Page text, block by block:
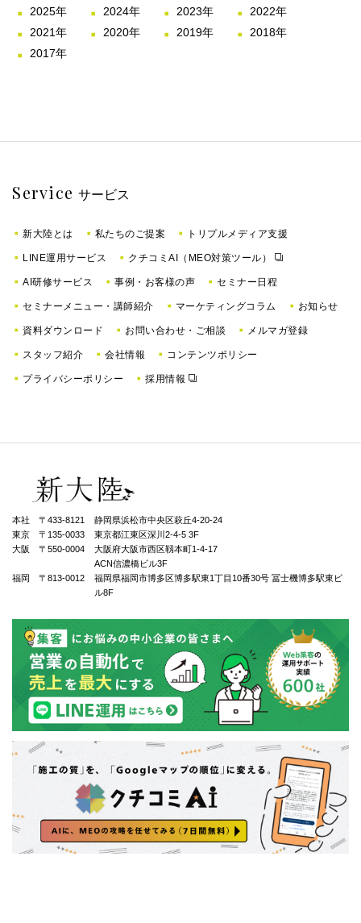
2025年 2024年 2023年
2022年
2021年
2020年 2019年
2018年
2017年
Service サービス
新大陸とは 私たちのご提案 トリプルメディア支援
LINE運用サービス クチコミAI（MEO対策ツール）
AI研修サービス 事例・お客様の声 セミナー日程
セミナーメニュー・講師紹介 マーケティングコラム お知らせ
資料ダウンロード お問い合わせ・ご相談 メルマガ登録
スタッフ紹介 会社情報 コンテンツポリシー
プライバシーポリシー 採用情報
本社 〒433-8121
静岡県浜松市中央区萩丘4-20-24
東京 〒135-0033
東京都江東区深川2-4-5 3F
大阪 〒550-0004
⼤阪府⼤阪市⻄区靱本町1-4-17
ACN信濃橋ビル3F
福岡 〒813-0012
福岡県福岡市博多区博多駅東1丁⽬10番30号 冨士機博多駅東ビ
ル8F